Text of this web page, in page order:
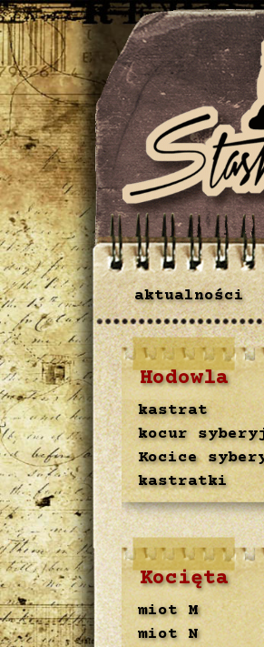
aktualności
Hodowla
kastrat
kocur
Kocice
kastratki
Kocięta
miot M
miot N